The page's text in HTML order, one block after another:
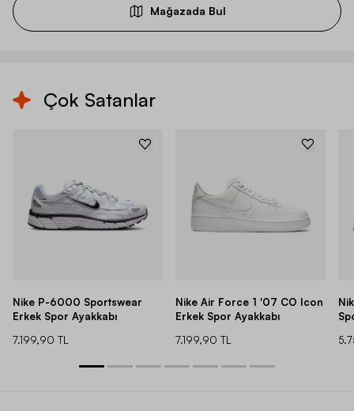
Mağazada Bul
Çok Satanlar
Nike P-6000 Sportswear
Erkek Spor Ayakkabı
7.199,90 TL
Nike Air Force 1 '07 CO Icon
Erkek Spor Ayakkabı
7.199,90 TL